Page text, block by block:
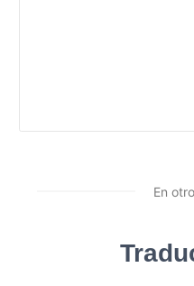
En